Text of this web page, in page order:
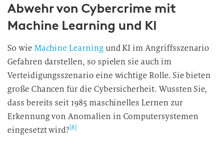
Abwehr von Cybercrime mit
Machine Learning und KI
So wie Machine Learningund KI im Angriffsszenario
Gefahren darstellen, so spielen sie auch im
Verteidigungsszenario eine wichtige Rolle. Sie bieten
große Chancen für die Cybersicherheit. Wussten Sie,
dass bereits seit 1985 maschinelles Lernen zur
Erkennung von Anomalien in Computersystemen
eingesetzt wird? [8]